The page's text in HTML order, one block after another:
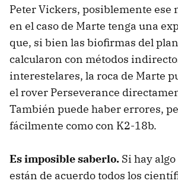
Peter Vickers, posiblemente ese
en el caso de Marte tenga una
que, si bien las biofirmas del
calcularon con métodos
interestelares, la roca de Marte
el rover Perseverance
También puede haber errores,
fácilmente como con K2-18b.
Es imposible saberlo. Si hay
están de acuerdo todos los